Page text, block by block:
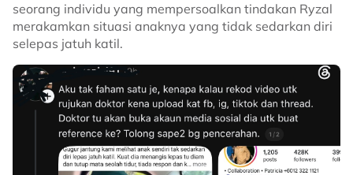
seorang individu yang mempersoalkan tindakan Ryzal
merakamkan situasi anaknya yang tidak sedarkan diri
selepas jatuh katil.